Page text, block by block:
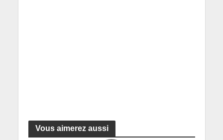
Vous aimerez aussi